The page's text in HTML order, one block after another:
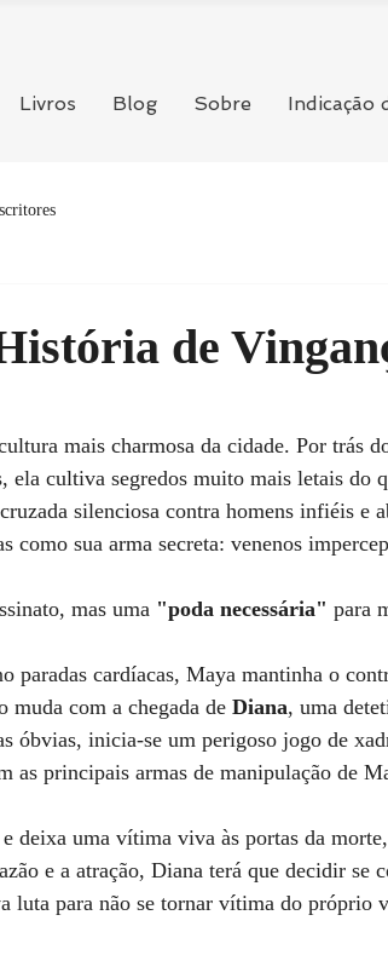
Livros Blog Sobre Indicação
de
mais charmosa da cidade. Por trás
ela cultiva segredos muito mais letais do
silenciosa contra homens infiéis e
como sua arma secreta: venenos
mas uma "poda necessária" para
paradas cardíacas, Maya mantinha o
com a chegada de Diana, uma
óbvias, inicia-se um perigoso jogo de
as principais armas de manipulação de
deixa uma vítima viva às portas da
e a atração, Diana terá que decidir se
luta para não se tornar vítima do próprio